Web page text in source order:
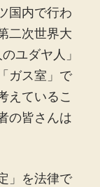
国内で行わ
二次世界大
ユダヤ人」
ガス室」で
えているこ
の皆さんは
」を法律で